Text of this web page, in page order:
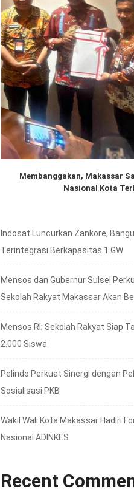
Membanggakan, Makassar
Nasional Kota
Indosat Luncurkan Zankore,
Terintegrasi Berkapasitas 1 GW
Mensos dan Gubernur Sulsel
Sekolah Rakyat Makassar Akan
Mensos RI; Sekolah Rakyat Siap
2.000 Siswa
Pelindo Perkuat Sinergi dengan
Sosialisasi PKB
Wakil Wali Kota Makassar Hadiri
Nasional ADINKES
Recent